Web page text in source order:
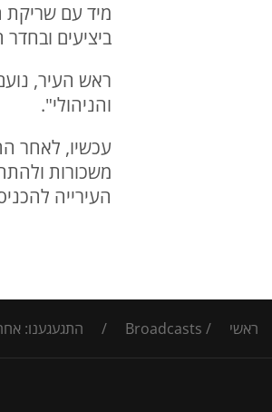
מיד עם שריקת
ביציעים
ראש העיר,
והניהולי".
עכשיו, לאחר
משכורות
העירייה
ראשי /
Broadcasts
/ התגעגענו: אחרי 6 שנים הפועל בית שאן חזרה